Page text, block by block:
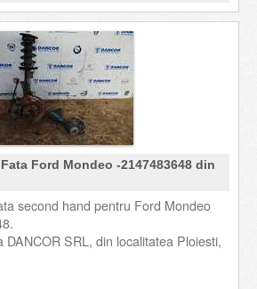
Ford Mondeo -2147483648 din
second hand pentru Ford Mondeo
DANCOR SRL, din localitatea Ploiesti,